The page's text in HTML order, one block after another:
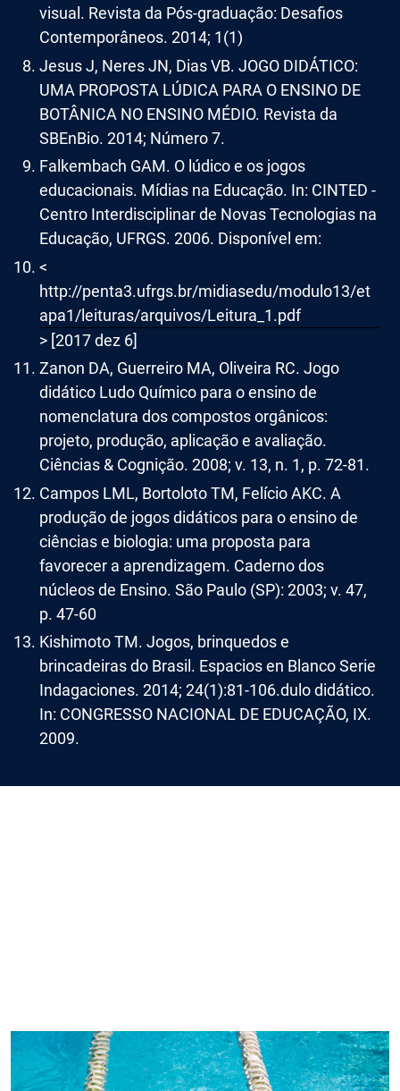
visual. Revista da Pós-graduação: Desafios
Contemporâneos. 2014; 1(1)
Jesus J, Neres JN, Dias VB. JOGO DIDÁTICO:
UMA PROPOSTA LÚDICA PARA O ENSINO DE
BOTÂNICA NO ENSINO MÉDIO. Revista da
SBEnBio. 2014; Número 7.
Falkembach GAM. O lúdico e os jogos
educacionais. Mídias na Educação. In: CINTED -
Centro Interdisciplinar de Novas Tecnologias na
Educação, UFRGS. 2006. Disponível em:
<
http://penta3.ufrgs.br/midiasedu/modulo13/et
apa1/leituras/arquivos/Leitura_1.pdf
> [2017 dez 6]
Zanon DA, Guerreiro MA, Oliveira RC. Jogo
didático Ludo Químico para o ensino de
nomenclatura dos compostos orgânicos:
projeto, produção, aplicação e avaliação.
Ciências & Cognição. 2008; v. 13, n. 1, p. 72-81.
Campos LML, Bortoloto TM, Felício AKC. A
produção de jogos didáticos para o ensino de
ciências e biologia: uma proposta para
favorecer a aprendizagem. Caderno dos
núcleos de Ensino. São Paulo (SP): 2003; v. 47,
p. 47-60
Kishimoto TM. Jogos, brinquedos e
brincadeiras do Brasil. Espacios en Blanco Serie
Indagaciones. 2014; 24(1):81-106.dulo didático.
In: CONGRESSO NACIONAL DE EDUCAÇÃO, IX.
2009.
Imagem de capa